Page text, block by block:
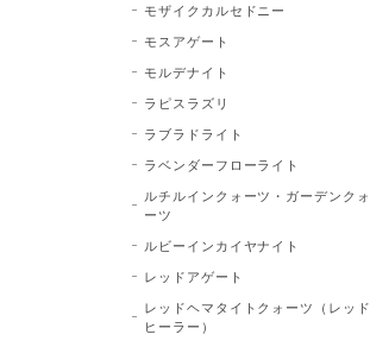
モザイクカルセドニー
モスアゲート
モルデナイト
ラピスラズリ
ラブラドライト
ラベンダーフローライト
ルチルインクォーツ・ガーデンクォ
ーツ
ルビーインカイヤナイト
レッドアゲート
レッドヘマタイトクォーツ（レッド
ヒーラー）